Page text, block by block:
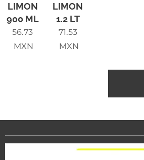
LIMON
900 ML
56.73
MXN
LIMON
1.2 LT
71.53
MXN